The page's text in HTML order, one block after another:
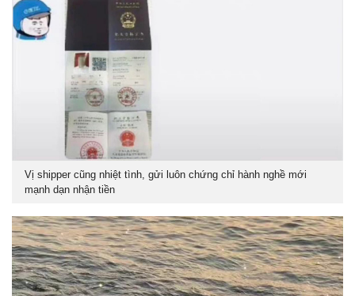
Vị shipper cũng nhiệt tình, gửi luôn chứng chỉ hành nghề mới
mạnh dạn nhận tiền